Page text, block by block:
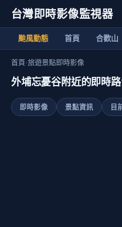
台灣即時影像監視器
颱風動態 首頁 合歡山
首頁›旅遊景點即時影像
外埔忘憂谷附近的即時
即時影像 景點資訊 目